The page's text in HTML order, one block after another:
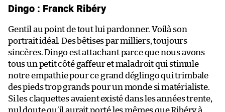
Dingo : Franck Ribéry
Gentil au point de tout lui pardonner. Voilà son
portrait idéal. Des bêtises par milliers, toujours
sincères. Dingo est attachant parce que nous avons
tous un petit côté gaffeur et maladroit qui stimule
notre empathie pour ce grand déglingo qui trimbale
des pieds trop grands pour un monde si matérialiste.
Si les claquettes avaient existé dans les années trente,
nul doute qu’il aurait porté les mêmes que Ribéry à